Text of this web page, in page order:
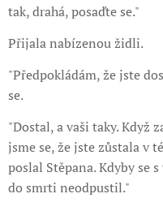
tak, drahá, posaďte se."
Přijala nabízenou židli.
"Předpokládám, že jste
se.
"Dostal, a vaši taky. Když
jsme se, že jste zůstala v
poslal Stěpana. Kdyby se
do smrti neodpustil."